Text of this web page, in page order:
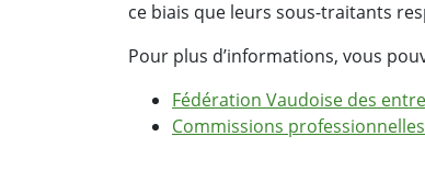
ce biais que leurs sous-traitants
Pour plus d’informations, vous
Fédération Vaudoise des
Commissions